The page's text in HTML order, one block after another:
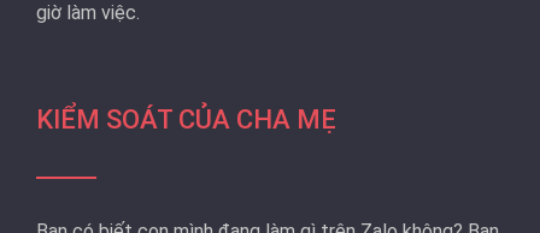
giờ làm việc.
KIỂM SOÁT CỦA CHA MẸ